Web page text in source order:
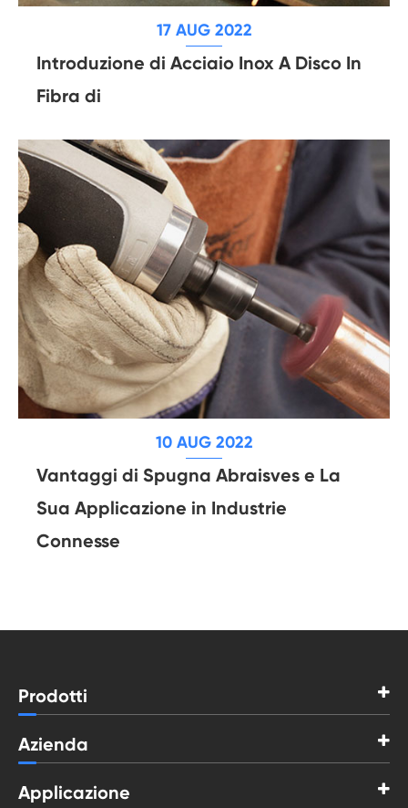
17 AUG 2022
Introduzione di Acciaio Inox A Disco In
Fibra di
10 AUG 2022
Vantaggi di Spugna Abraisves e La
Sua Applicazione in Industrie
Connesse
Prodotti
Azienda
Applicazione